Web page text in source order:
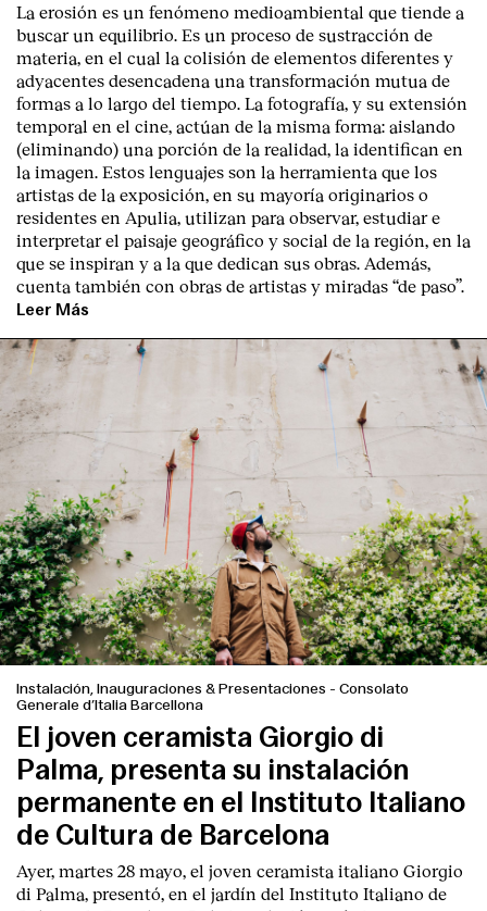
La erosión es un fenómeno medioambiental que tiende a
buscar un equilibrio. Es un proceso de sustracción de
materia, en el cual la colisión de elementos diferentes y
adyacentes desencadena una transformación mutua de
formas a lo largo del tiempo. La fotografía, y su extensión
temporal en el cine, actúan de la misma forma: aislando
(eliminando) una porción de la realidad, la identifican en
la imagen. Estos lenguajes son la herramienta que los
artistas de la exposición, en su mayoría originarios o
residentes en Apulia, utilizan para observar, estudiar e
interpretar el paisaje geográfico y social de la región, en la
que se inspiran y a la que dedican sus obras. Además,
cuenta también con obras de artistas y miradas “de paso”.
Leer Más
Instalación, Inauguraciones & Presentaciones - Consolato
Generale d’Italia Barcellona
El joven ceramista Giorgio di
Palma, presenta su instalación
permanente en el Instituto Italiano
de Cultura de Barcelona
Ayer, martes 28 mayo, el joven ceramista italiano Giorgio
di Palma , presentó, en el jardín del Instituto Italiano de